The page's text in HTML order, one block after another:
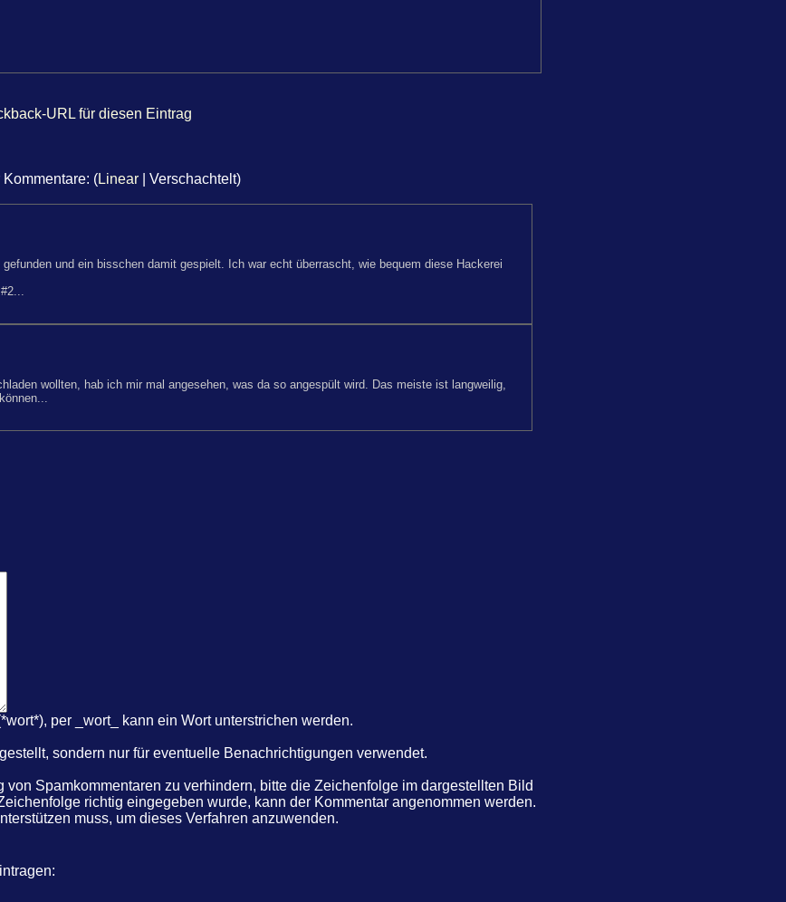
URL für diesen Eintrag
(Linear| Verschachtelt)
und ein bisschen damit gespielt. Ich war echt überrascht, wie bequem diese Hackerei
wollten, hab ich mir mal angesehen, was da so angespült wird. Das meiste ist langweilig,
per _wort_ kann ein Wort unterstrichen werden.
sondern nur für eventuelle Benachrichtigungen verwendet.
Spamkommentaren zu verhindern, bitte die Zeichenfolge im dargestellten Bild
richtig eingegeben wurde, kann der Kommentar angenommen werden.
muss, um dieses Verfahren anzuwenden.